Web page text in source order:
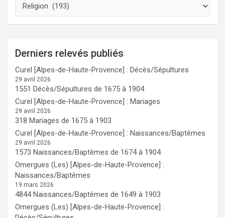
Derniers relevés publiés
Curel [Alpes-de-Haute-Provence] : Décès/Sépultures
29 avril 2026
1551 Décès/Sépultures de 1675 à 1904
Curel [Alpes-de-Haute-Provence] : Mariages
29 avril 2026
318 Mariages de 1675 à 1903
Curel [Alpes-de-Haute-Provence] : Naissances/Baptêmes
29 avril 2026
1573 Naissances/Baptêmes de 1674 à 1904
Omergues (Les) [Alpes-de-Haute-Provence] :
Naissances/Baptêmes
19 mars 2026
4844 Naissances/Baptêmes de 1649 à 1903
Omergues (Les) [Alpes-de-Haute-Provence] :